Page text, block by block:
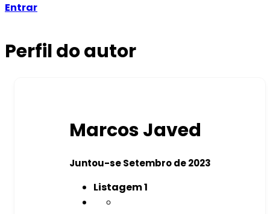
Entrar
Perfil do autor
Marcos Javed
Juntou-se Setembro de 2023
Listagem1